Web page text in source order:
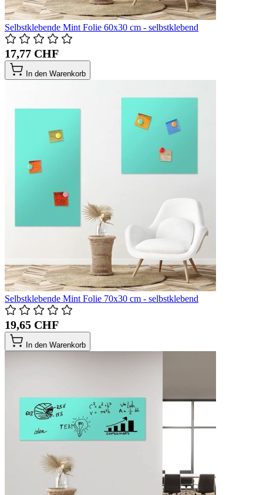
Selbstklebende Mint Folie 60x30 cm - selbstklebend
17,77 CHF
In den Warenkorb
Selbstklebende Mint Folie 70x30 cm - selbstklebend
19,65 CHF
In den Warenkorb